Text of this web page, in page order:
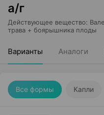
а/г
Действующее вещество:
трава + боярышника плоды
Варианты Аналоги
Все формы Капли